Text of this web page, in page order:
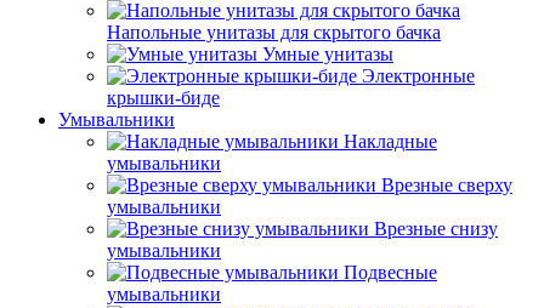
Напольные унитазы для скрытого бачка
Умные унитазы
Электронные
крышки-биде
Умывальники
Накладные
умывальники
Врезные сверху
умывальники
Врезные снизу
умывальники
Подвесные
умывальники